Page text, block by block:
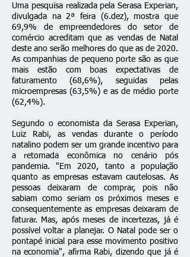
Uma pesquisa realizada pela Serasa Experian,
divulgada na 2ª feira (6.dez), mostra que
69,9% de empreendedores do setor de
comércio acreditam que as vendas de Natal
deste ano serão melhores do que as de 2020.
As companhias de pequeno porte são as que
mais estão com boas expectativas de
faturamento (68,6%), seguidas pelas
microempresas (63,5%) e as de médio porte
(62,4%).
Segundo o economista da Serasa Experian,
Luiz Rabi, as vendas durante o período
natalino podem ser um grande incentivo para
a retomada econômica no cenário pós
pandemia. "Em 2020, tanto a população
quanto as empresas estavam cautelosas. As
pessoas deixaram de comprar, pois não
sabiam como seriam os próximos meses e
consequentemente as empresas deixaram de
faturar. Mas, após meses de incertezas, já é
possível voltar a planejar. O Natal pode ser o
pontapé inicial para esse movimento positivo
na economia", afirma Rabi, dizendo que já é